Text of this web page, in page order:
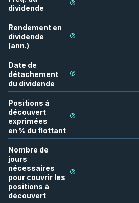
dividende
Rendement en
dividende
(ann.)
Date de
détachement
du dividende
Positions à
découvert
exprimées
en % du flottant
Nombre de
jours
nécessaires
pour couvrir les
positions à
découvert